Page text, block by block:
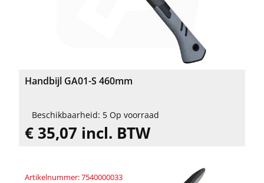
Handbijl GA01-S 460mm
Beschikbaarheid: 5 Op voorraad
€ 35,07 incl. BTW
Artikelnummer: 7540000033